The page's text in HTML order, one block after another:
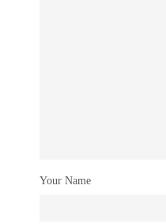
Your Name